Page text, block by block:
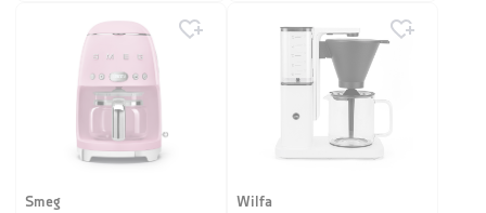
Smeg
Wilfa